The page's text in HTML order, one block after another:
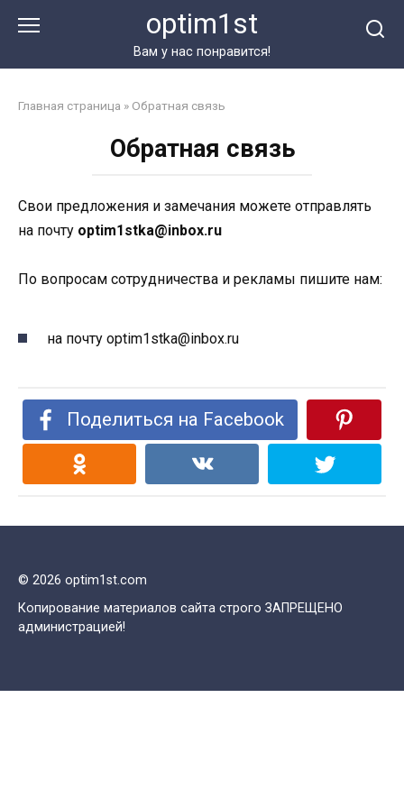
optim1st
Вам у нас понравится!
Главная страница » Обратная связь
Обратная связь
Свои предложения и замечания можете отправлять
на почту optim1stka@inbox.ru
По вопросам сотрудничества и рекламы пишите нам:
на почту optim1stka@inbox.ru
Поделиться на Facebook
© 2026 optim1st.com
Копирование материалов сайта строго ЗАПРЕЩЕНО
администрацией!